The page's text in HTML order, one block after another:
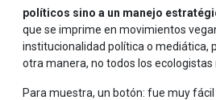
políticos sino a un manejo
que se imprime en movimientos
institucionalidad política o mediática,
otra manera, no todos los ecologistas
Para muestra, un botón: fue muy